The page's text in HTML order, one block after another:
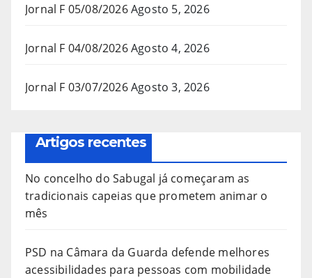
Jornal F 05/08/2026Agosto 5, 2026
Jornal F 04/08/2026Agosto 4, 2026
Jornal F 03/07/2026Agosto 3, 2026
Artigos recentes
No concelho do Sabugal já começaram as
tradicionais capeias que prometem animar o
mês
PSD na Câmara da Guarda defende melhores
acessibilidades para pessoas com mobilidade